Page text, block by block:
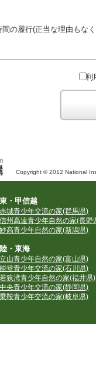
の履行(正当な理由も
ための政治教育その他の
ための宗教教育その他
動をアピールする活動等)
利
Copyright © 2012 National
・甲信越
赤城青少年交流の家(群馬県)
信州高遠青少年自然の家(長野
妙高青少年自然の家(新潟県)
・東海
立山青少年自然の家(富山県)
能登青少年交流の家(石川県)
若狭湾青少年自然の家(福井県)
中央青少年交流の家(静岡県)
乗鞍青少年交流の家(岐阜県)